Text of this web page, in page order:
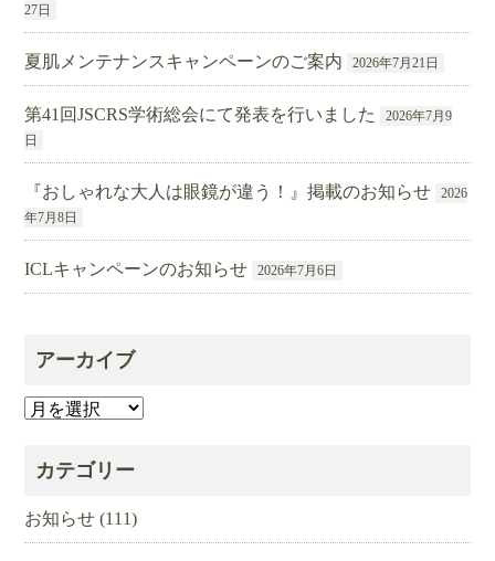
27日
夏肌メンテナンスキャンペーンのご案内 2026年7月21日
第41回JSCRS学術総会にて発表を行いました
2026年7月9
日
『おしゃれな大人は眼鏡が違う！』掲載のお知らせ
2026
年7月8日
ICLキャンペーンのお知らせ 2026年7月6日
アーカイブ
ア
ブ
カテゴリー
お知らせ (111)